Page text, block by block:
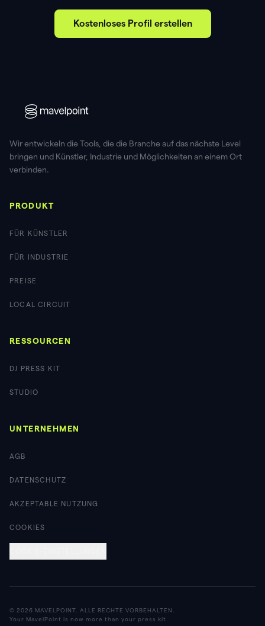
Kostenloses Profil erstellen
Wir entwickeln die Tools, die die Branche auf das nächste Level
bringen und Künstler, Industrie und Möglichkeiten an einem Ort
verbinden.
PRODUKT
FÜR KÜNSTLER
FÜR INDUSTRIE
PREISE
LOCAL CIRCUIT
RESSOURCEN
DJ PRESS KIT
STUDIO
UNTERNEHMEN
AGB
DATENSCHUTZ
AKZEPTABLE NUTZUNG
COOKIES
© 2026 MAVELPOINT. ALLE RECHTE VORBEHALTEN.
Your MavelPoint is now more than your press kit